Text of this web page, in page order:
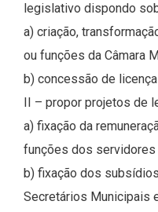
legislativo dispondo
a) criação,
ou funções da Câmara
b) concessão de
II – propor projetos de
a) fixação da
funções dos servidores
b) fixação dos
Secretários Municipais